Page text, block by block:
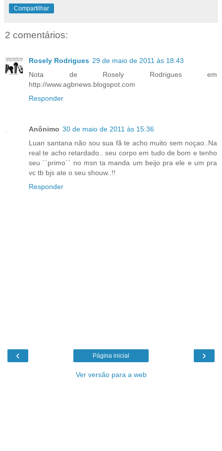
Compartilhar
2 comentários:
Rosely Rodrigues 29 de maio de 2011 às 18:43
Nota de Rosely Rodrigues em
http://www.agbnews.blogspot.com
Responder
Anônimo 30 de maio de 2011 às 15:36
Luan santana não sou sua fã te acho muito sem noçao..Na
real te acho retardado.. seu corpo em tudo de bom e tenho
seu ´´primo`` no msn ta manda um beijo pra ele e um pra
vc tb bjs ate o seu shouw..!!
Responder
‹ ›
Página inicial
Ver versão para a web